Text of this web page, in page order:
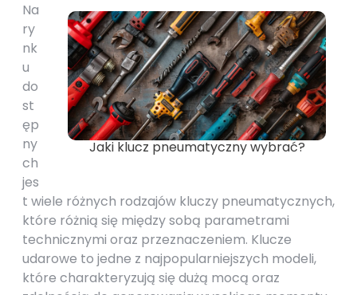
Jaki klucz pneumatyczny wybrać?
Na
ry
nk
u
do
st
ęp
ny
ch
jes
t wiele różnych rodzajów kluczy pneumatycznych,
które różnią się między sobą parametrami
technicznymi oraz przeznaczeniem. Klucze
udarowe to jedne z najpopularniejszych modeli,
które charakteryzują się dużą mocą oraz